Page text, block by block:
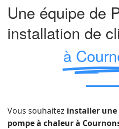
Une équipe de
installation de
à
Vous souhaitez installer
pompe à chaleur à